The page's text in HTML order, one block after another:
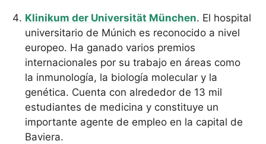
Klinikum der Universität München. El hospital
universitario de Múnich es reconocido a nivel
europeo. Ha ganado varios premios
internacionales por su trabajo en áreas como
la inmunología, la biología molecular y la
genética. Cuenta con alrededor de 13 mil
estudiantes de medicina y constituye un
importante agente de empleo en la capital de
Baviera.